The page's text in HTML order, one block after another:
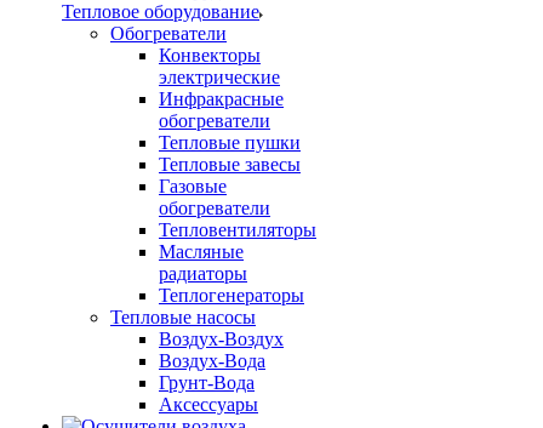
Тепловое оборудование
Обогреватели
Конвекторы
электрические
Инфракрасные
обогреватели
Тепловые пушки
Тепловые завесы
Газовые
обогреватели
Тепловентиляторы
Масляные
радиаторы
Теплогенераторы
Тепловые насосы
Воздух-Воздух
Воздух-Вода
Грунт-Вода
Аксессуары